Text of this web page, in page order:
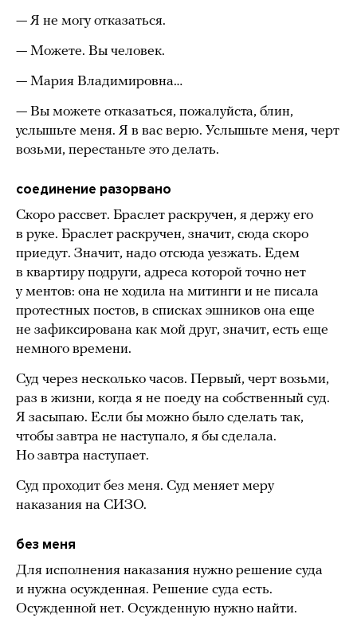
— Я не могу отказаться.
— Можете. Вы человек.
— Мария Владимировна…
— Вы можете отказаться, пожалуйста, блин,
услышьте меня. Я в вас верю. Услышьте меня, черт
возьми, перестаньте это делать.
соединение разорвано
Скоро рассвет. Браслет раскручен, я держу его
в руке. Браслет раскручен, значит, сюда скоро
приедут. Значит, надо отсюда уезжать. Едем
в квартиру подруги, адреса которой точно нет
у ментов: она не ходила на митинги и не писала
протестных постов, в списках эшников она еще
не зафиксирована как мой друг, значит, есть еще
немного времени.
Суд через несколько часов. Первый, черт возьми,
раз в жизни, когда я не поеду на собственный суд.
Я засыпаю. Если бы можно было сделать так,
чтобы завтра не наступало, я бы сделала.
Но завтра наступает.
Суд проходит без меня. Суд меняет меру
наказания на СИЗО.
без меня
Для исполнения наказания нужно решение суда
и нужна осужденная. Решение суда есть.
Осужденной нет. Осужденную нужно найти.